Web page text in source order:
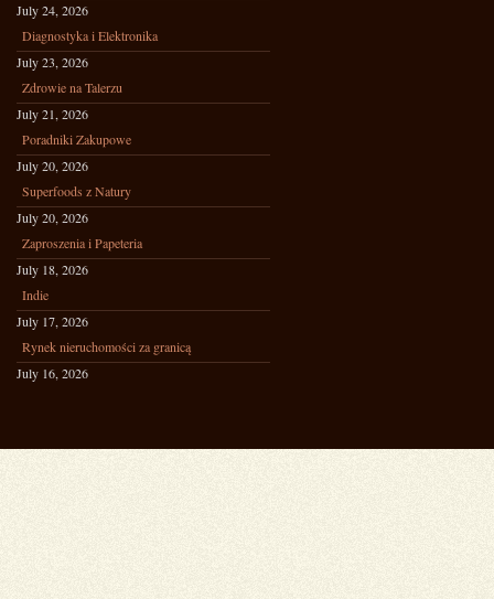
July 24, 2026
Diagnostyka i Elektronika
July 23, 2026
Zdrowie na Talerzu
July 21, 2026
Poradniki Zakupowe
July 20, 2026
Superfoods z Natury
July 20, 2026
Zaproszenia i Papeteria
July 18, 2026
Indie
July 17, 2026
Rynek nieruchomości za granicą
July 16, 2026